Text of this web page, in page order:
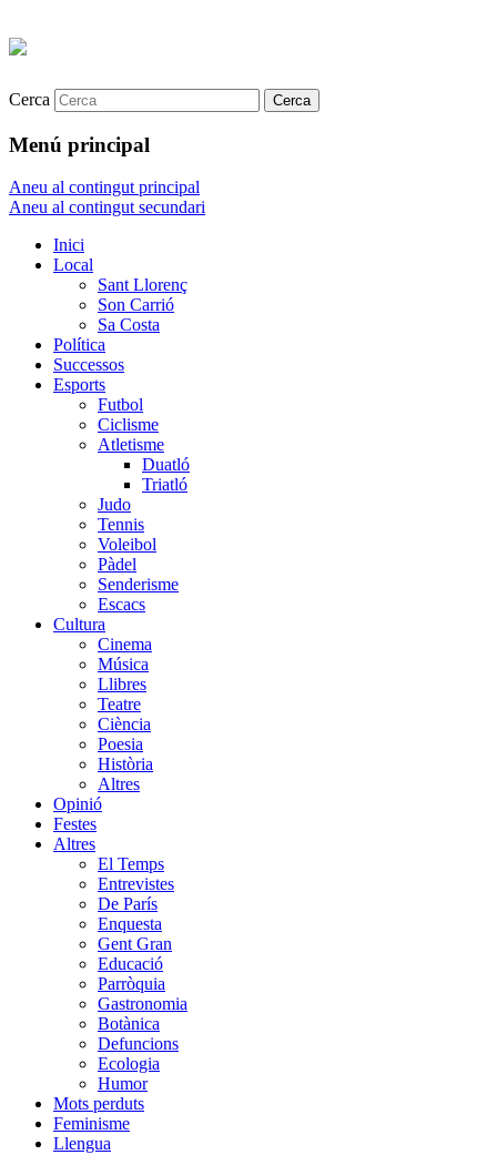
Cerca
Menú principal
Aneu al contingut principal
Aneu al contingut secundari
Inici
Local
Sant Llorenç
Son Carrió
Sa Costa
Política
Successos
Esports
Futbol
Ciclisme
Atletisme
Duatló
Triatló
Judo
Tennis
Voleibol
Pàdel
Senderisme
Escacs
Cultura
Cinema
Música
Llibres
Teatre
Ciència
Poesia
Història
Altres
Opinió
Festes
Altres
El Temps
Entrevistes
De París
Enquesta
Gent Gran
Educació
Parròquia
Gastronomia
Botànica
Defuncions
Ecologia
Humor
Mots perduts
Feminisme
Llengua